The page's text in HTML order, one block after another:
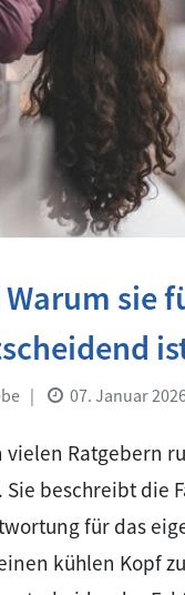
sie
| 07. Januar
Ratgebern
beschreibt die
für das
kühlen Kopf